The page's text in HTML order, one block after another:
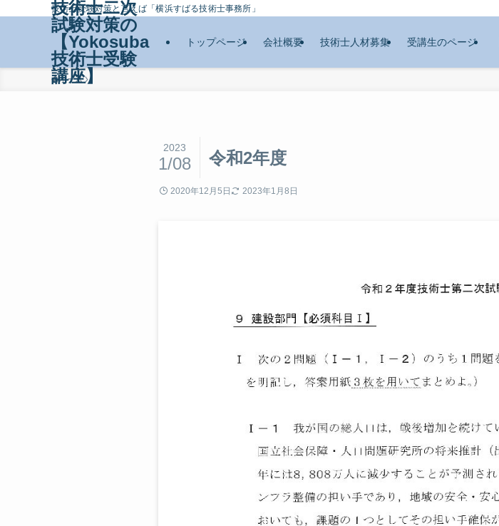
技術士受験対策と言えば「横浜すばる技術士事務所」
技術士二次
試験対策の
【Yokosuba
技術士受験
講座】
トップページ 会社概要 技術士人材募集 受講生のページ
ホーム
令和2年度
2023
1/08
2020年12月5日 2023年1月8日